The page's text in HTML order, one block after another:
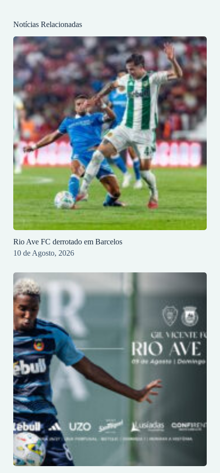
Notícias Relacionadas
Rio Ave FC derrotado em Barcelos
10 de Agosto, 2026